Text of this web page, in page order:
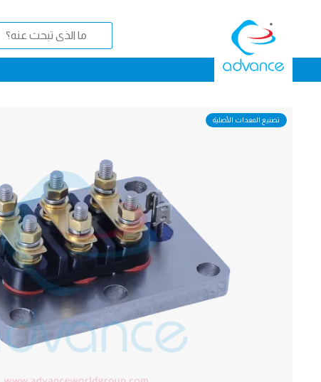
تصنيع المعدات الأصلية